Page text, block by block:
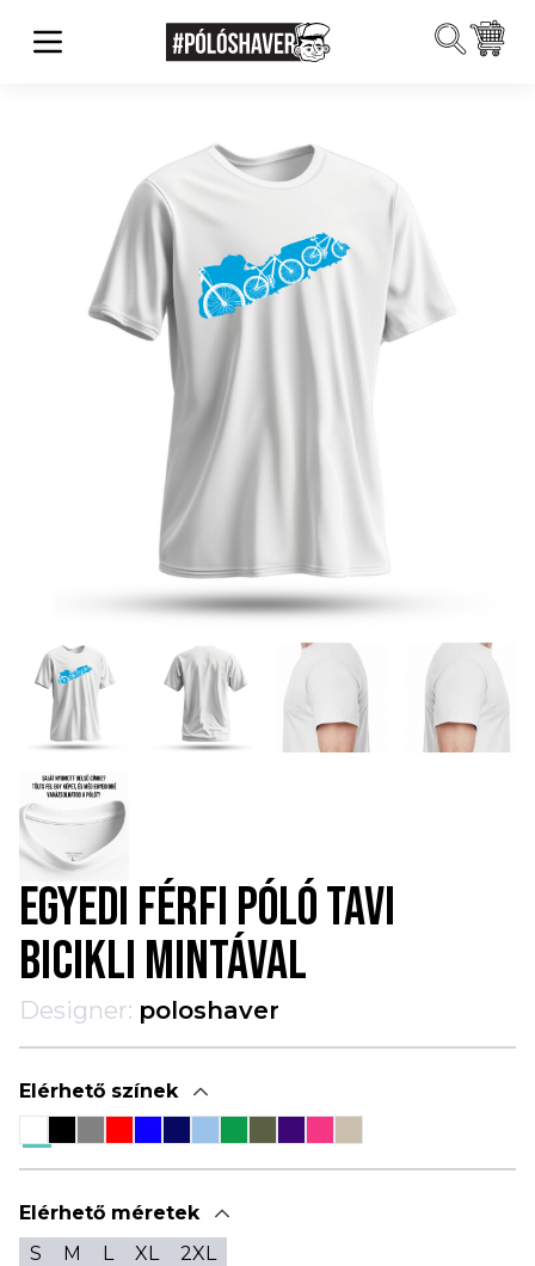
EGYEDI FÉRFI PÓLÓ TAVI
BICIKLI MINTÁVAL
Designer: poloshaver
Elérhető színek
Elérhető méretek
S
M L XL 2XL